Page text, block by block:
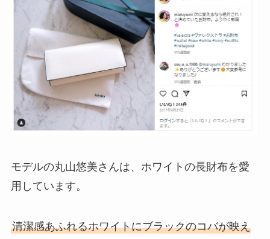
モデルの丸山悠美さんは、ホワイトの長財布を愛
用しています。
清潔感あふれるホワイトにブラックのコバが映え